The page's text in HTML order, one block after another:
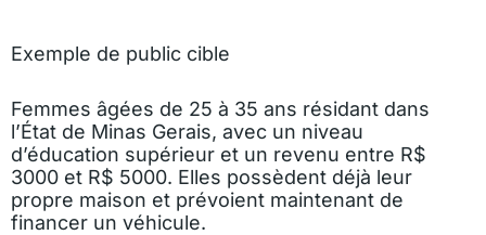
Exemple de public cible
Femmes âgées de 25 à 35 ans résidant dans
l’État de Minas Gerais, avec un niveau
d’éducation supérieur et un revenu entre R$
3000 et R$ 5000. Elles possèdent déjà leur
propre maison et prévoient maintenant de
financer un véhicule.